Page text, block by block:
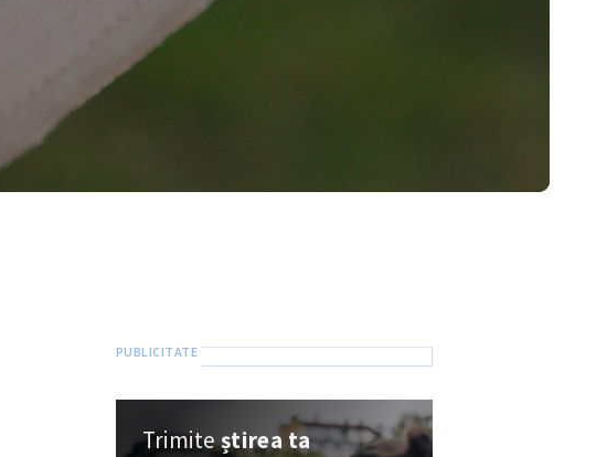
Trimiteștirea ta